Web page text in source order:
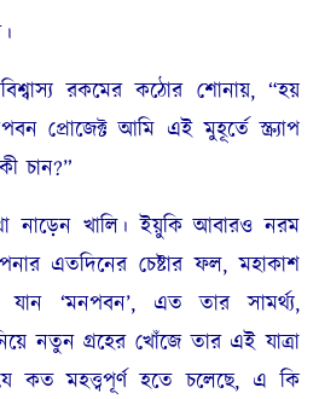
রকমের কঠোর শোনায়, “হয়
প্রোজেক্ট আমি এই মুহূর্তে স্ক্র্যাপ
চান?”
নাড়েন খালি। ইয়ুকি আবারও নরম
এতদিনের চেষ্টার ফল, মহাকাশ
যান ‘মনপবন’, এত তার সামর্থ্য,
নতুন গ্রহের খোঁজে তার এই যাত্রা
কত মহত্ত্বপূর্ণ হতে চলেছে, এ কি